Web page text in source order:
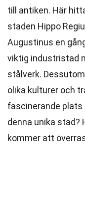
till antiken. Här
staden Hippo
Augustinus en
viktig industristad
stålverk.
olika kulturer och
fascinerande plats
denna unika stad?
kommer att